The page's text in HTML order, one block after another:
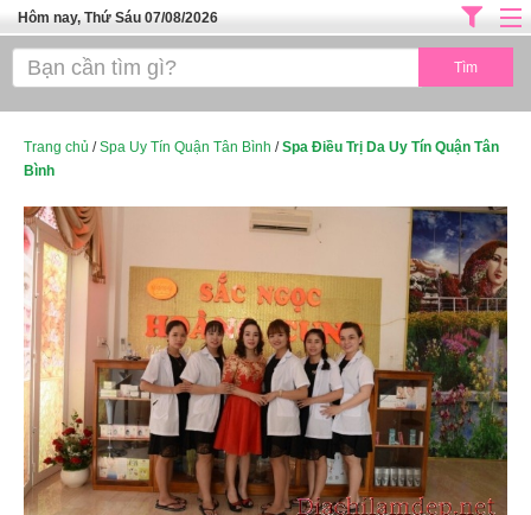
Hôm nay, Thứ Sáu 07/08/2026
Trang chủ
SPA TPHCM
TUYỂN DỤNG
Thể Dục Thẩm Mỹ
TOP SÀI GÒN
Mỹ Phẩm
Dịch Vụ Y Tế
Trang chủ /Spa Uy Tín Quận Tân Bình /Spa Điều Trị Da Uy Tín Quận Tân
Bình